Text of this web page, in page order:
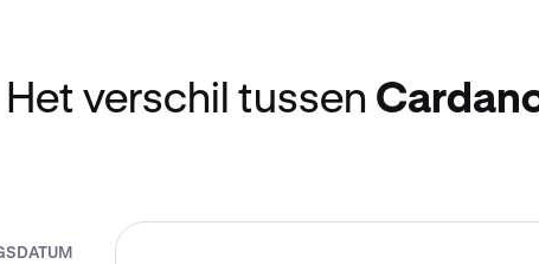
Het verschil tussen